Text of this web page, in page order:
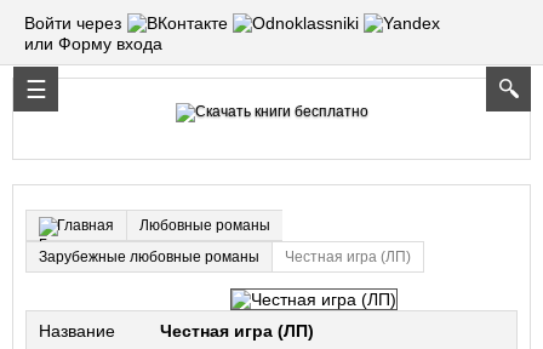
Войти через
или Форму входа
Главная
Любовные романы
Зарубежные любовные романы
Честная игра (ЛП)
Название Честная игра (ЛП)